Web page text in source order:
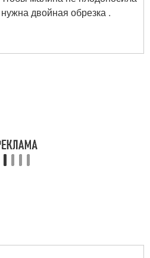
двойная обрезка .